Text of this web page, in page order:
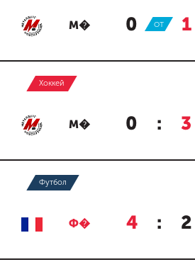
М� 0 : 1
ОТ
Хоккей
М� 0 : 3
Футбол
Ф� 4 : 2